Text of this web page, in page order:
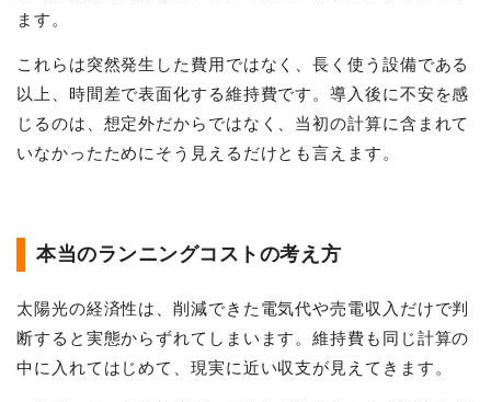
ます。
これらは突然発生した費用ではなく、長く使う設備である
以上、時間差で表面化する維持費です。導入後に不安を感
じるのは、想定外だからではなく、当初の計算に含まれて
いなかったためにそう見えるだけとも言えます。
本当のランニングコストの考え方
太陽光の経済性は、削減できた電気代や売電収入だけで判
断すると実態からずれてしまいます。維持費も同じ計算の
中に入れてはじめて、現実に近い収支が見えてきます。